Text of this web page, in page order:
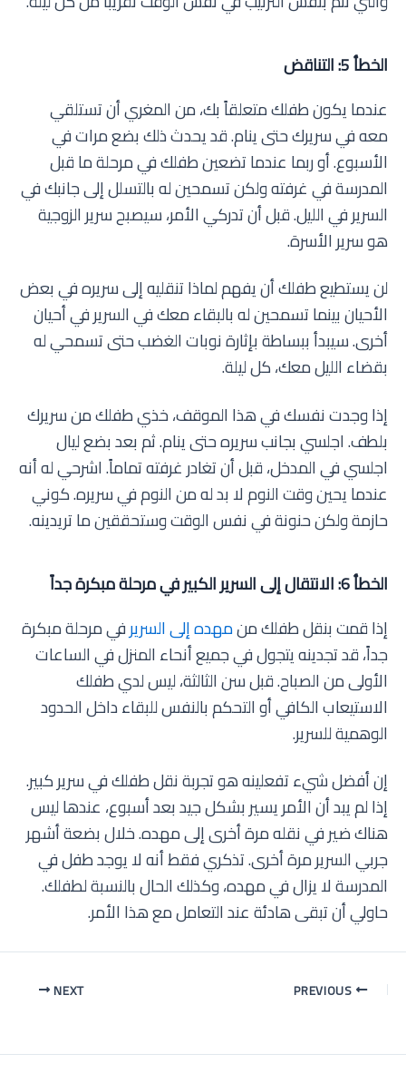
الخطأ 5: التناقض
عندما يكون طفلك متعلقاً بك، من المغري أن تستلقي
معه في سريرك حتى ينام. قد يحدث ذلك بضع مرات في
الأسبوع. أو ربما عندما تضعين طفلك في مرحلة ما قبل
المدرسة في غرفته ولكن تسمحين له بالتسلل إلى جانبك في
السرير في الليل. قبل أن تدركي الأمر، سيصبح سرير الزوجية
هو سرير الأسرة.
لن يستطيع طفلك أن يفهم لماذا تنقليه إلى سريره في بعض
الأحيان بينما تسمحين له بالبقاء معك في السرير في أحيان
أخرى. سيبدأ ببساطة بإثارة نوبات الغضب حتى تسمحي له
بقضاء الليل معك، كل ليلة.
إذا وجدت نفسك في هذا الموقف، خذي طفلك من سريرك
بلطف. اجلسي بجانب سريره حتى ينام. ثم بعد بضع ليال
اجلسي في المدخل، قبل أن تغادر غرفته تماماً. اشرحي له أنه
عندما يحين وقت النوم لا بد له من النوم في سريره. كوني
حازمة ولكن حنونة في نفس الوقت وستحققين ما تريدينه.
الخطأ 6: الانتقال إلى السرير الكبير في مرحلة مبكرة جداً
إذا قمت بنقل طفلك منمهده إلى السريرفي مرحلة مبكرة
جداً، قد تجدينه يتجول في جميع أنحاء المنزل في الساعات
الأولى من الصباح. قبل سن الثالثة، ليس لدي طفلك
الاستيعاب الكافي أو التحكم بالنفس للبقاء داخل الحدود
الوهمية للسرير.
إن أفضل شيء تفعلينه هو تجربة نقل طفلك في سرير كبير.
إذا لم يبد أن الأمر يسير بشكل جيد بعد أسبوع، عندها ليس
هناك ضير في نقله مرة أخرى إلى مهده. خلال بضعة أشهر
جربي السرير مرة أخرى. تذكري فقط أنه لا يوجد طفل في
المدرسة لا يزال في مهده، وكذلك الحال بالنسبة لطفلك.
حاولي أن تبقى هادئة عند التعامل مع هذا الأمر.
Post
NEXT